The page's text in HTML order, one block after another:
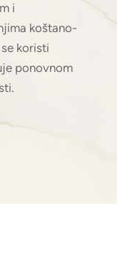
i
koštano-
koristi
ponovnom